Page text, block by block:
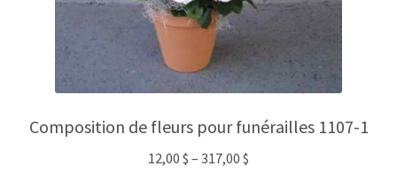
Composition de fleurs pour funérailles 1107-1
12,00 $ – 317,00 $